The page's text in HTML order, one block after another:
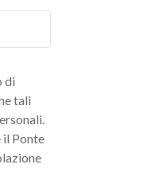
di
tali
il Ponte